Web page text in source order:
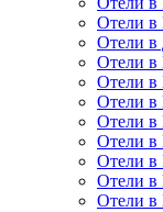
Отели в
Отели в
Отели в
Отели в
Отели в
Отели в
Отели в
Отели в
Отели в
Отели в